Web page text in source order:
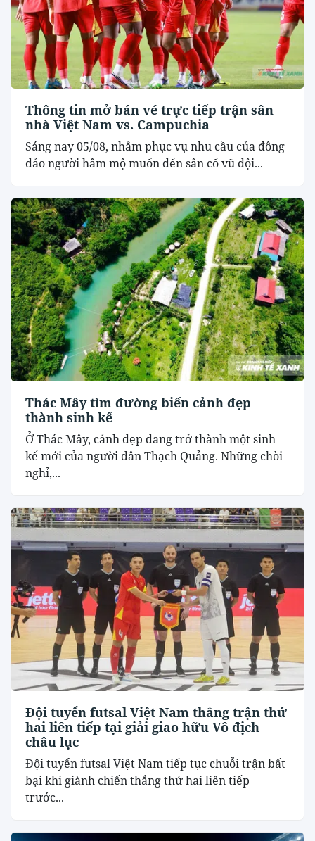
Thông tin mở bán vé trực tiếp trận sân
nhà Việt Nam vs. Campuchia
Sáng nay 05/08, nhằm phục vụ nhu cầu của đông
đảo người hâm mộ muốn đến sân cổ vũ đội...
Thác Mây tìm đường biến cảnh đẹp
thành sinh kế
Ở Thác Mây, cảnh đẹp đang trở thành một sinh
kế mới của người dân Thạch Quảng. Những chòi
nghỉ,...
Đội tuyển futsal Việt Nam thắng trận thứ
hai liên tiếp tại giải giao hữu Vô địch
châu lục
Đội tuyển futsal Việt Nam tiếp tục chuỗi trận bất
bại khi giành chiến thắng thứ hai liên tiếp
trước...